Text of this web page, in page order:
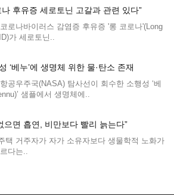
나 후유증 세로토닌 고갈과 관련 있다”
로나바이러스 감염증 후유증 '롱 코로나'(Long
가 세로토닌..
‘베누’에 생명체 위한 물·탄소 존재
공우주국(NASA) 탐사선이 회수한 소행성 ‘베
샘플에서 생명체에..
으면 흡연, 비만보다 빨리 늙는다”
택 거주자가 자가 소유자보다 생물학적 노화가
다는..